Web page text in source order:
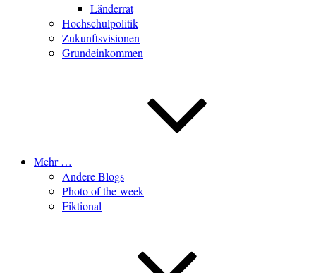
Länderrat
Hochschulpolitik
Zukunftsvisionen
Grundeinkommen
Mehr …
Andere Blogs
Photo of the week
Fiktional